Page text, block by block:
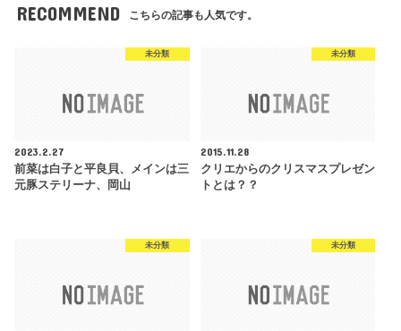
RECOMMEND こちらの記事も人気です。
未分類
2023.2.27
前菜は白子と平良貝、メインは三
元豚ステリーナ、岡山
未分類
2015.11.28
クリエからのクリスマスプレゼン
トとは？？
未分類 未分類